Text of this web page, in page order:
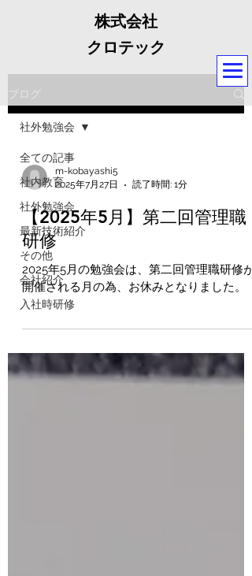
株式会社
クロテック
ブログ
全ての記事
社内教育
社外勉強会
最新技術紹介
その他
会社紹介
入社時研修
社外勉強会
m-kobayashi5
2025年7月27日
読了時間: 1分
【2025年5月】第二回管理職
研修
2025年5月の勉強会は、第二回管理職研修が
開催される月の為、お休みとなりました。